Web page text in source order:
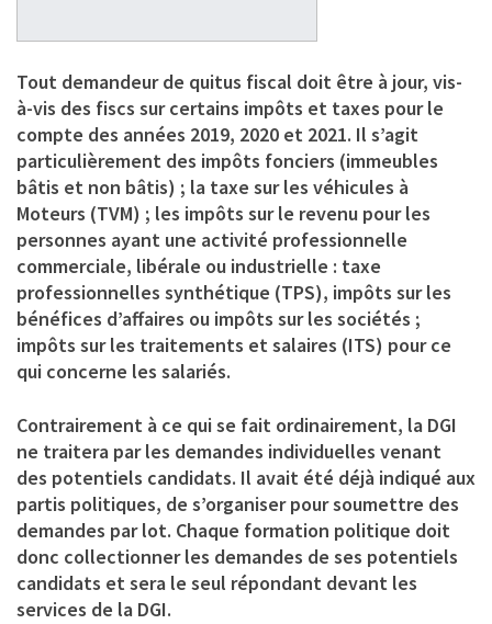
Tout demandeur de quitus fiscal doit être à jour, vis-
à-vis des fiscs sur certains impôts et taxes pour le
compte des années 2019, 2020 et 2021. Il s’agit
particulièrement des impôts fonciers (immeubles
bâtis et non bâtis) ; la taxe sur les véhicules à
Moteurs (TVM) ; les impôts sur le revenu pour les
personnes ayant une activité professionnelle
commerciale, libérale ou industrielle : taxe
professionnelles synthétique (TPS), impôts sur les
bénéfices d’affaires ou impôts sur les sociétés ;
impôts sur les traitements et salaires (ITS) pour ce
qui concerne les salariés.
Contrairement à ce qui se fait ordinairement, la DGI
ne traitera par les demandes individuelles venant
des potentiels candidats. Il avait été déjà indiqué aux
partis politiques, de s’organiser pour soumettre des
demandes par lot. Chaque formation politique doit
donc collectionner les demandes de ses potentiels
candidats et sera le seul répondant devant les
services de la DGI.